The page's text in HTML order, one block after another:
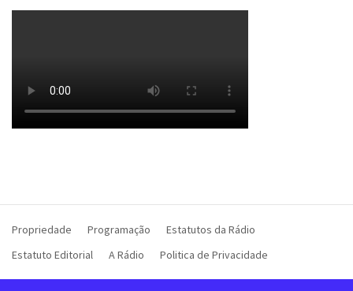
Propriedade Programação
Estatutos da Rádio
Estatuto Editorial
A Rádio Politica de Privacidade